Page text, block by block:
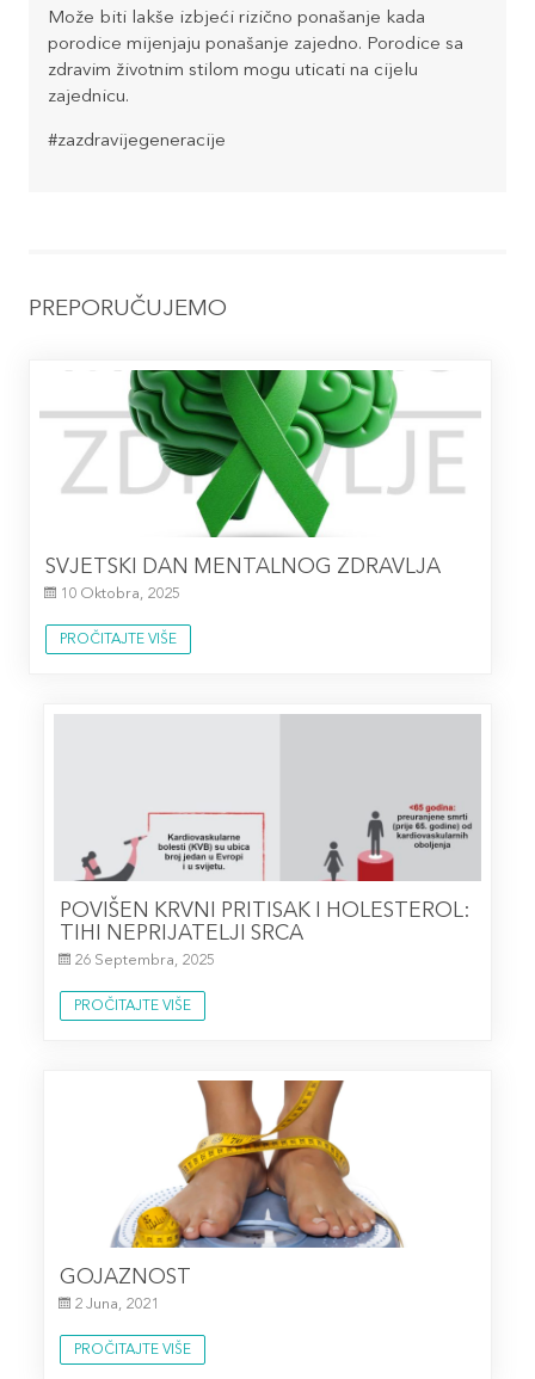
Može biti lakše izbjeći rizično ponašanje kada
porodice mijenjaju ponašanje zajedno. Porodice sa
zdravim životnim stilom mogu uticati na cijelu
zajednicu.
#zazdravijegeneracije
PREPORUČUJEMO
SVJETSKI DAN MENTALNOG ZDRAVLJA
10 Oktobra, 2025
PROČITAJTE VIŠE
POVIŠEN KRVNI PRITISAK I HOLESTEROL:
TIHI NEPRIJATELJI SRCA
26 Septembra, 2025
PROČITAJTE VIŠE
GOJAZNOST
2 Juna, 2021
PROČITAJTE VIŠE